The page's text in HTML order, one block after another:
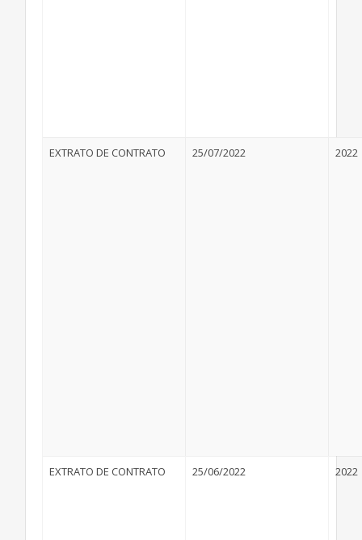
EXTRATO DE CONTRATO 25/07/2022 2022
EXTRATO DE CONTRATO 25/06/2022 2022